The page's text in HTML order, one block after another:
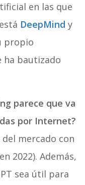
en las que
DeepMind y
propio
ha bautizado
parece que va
por Internet?
mercado con
2022). Además,
sea útil para